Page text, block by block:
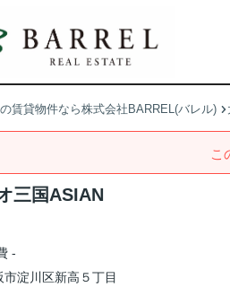
賃貸物件なら株式会社BARREL(バレル)
こ
三国ASIAN
-
市淀川区新高 ５丁目